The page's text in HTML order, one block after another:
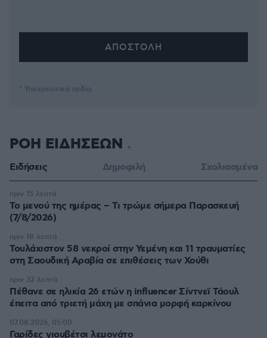
* Υποχρεωτικά πεδία
ΡΟΗ ΕΙΔΗΣΕΩΝ
Ειδήσεις Δημοφιλή Σχολιασμένα
Το μενού της ημέρας – Τι τρώμε σήμερα Παρασκευή
(7/8/2026)
πριν 15 λεπτά
Τουλάχιστον 58 νεκροί στην Υεμένη και 11 τραυματίες
στη Σαουδική Αραβία σε επιθέσεις των Χούθι
πριν 18 λεπτά
Πέθανε σε ηλικία 26 ετών η influencer Σίντνεϊ Τάουλ
έπειτα από τριετή μάχη με σπάνια μορφή καρκίνου
πριν 32 λεπτά
Γαρίδες γιουβέτσι λεμονάτο
07.08.2026, 05:00